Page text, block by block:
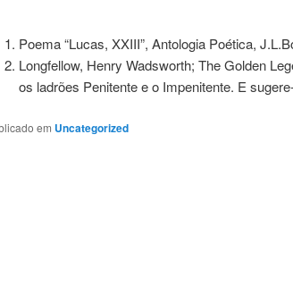
Poema “Lucas, XXIII”, Antologia Poética,
Longfellow, Henry Wadsworth; The Golden
os ladrões Penitente e o Impenitente. E
em Uncategorized